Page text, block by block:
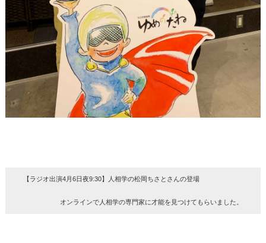
【ラジオ出演4月6日夜9:30】人相学の松岡ちさとさんの登場
オンラインで人相学の専門家に才能を見つけてもらいました。